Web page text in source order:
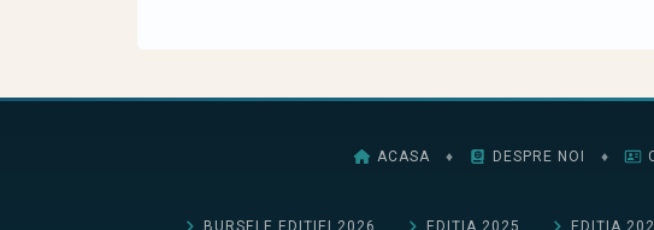
ACASA ♦ DESPRE NOI ♦